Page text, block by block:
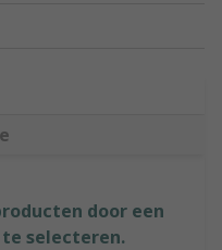
door een
selecteren.